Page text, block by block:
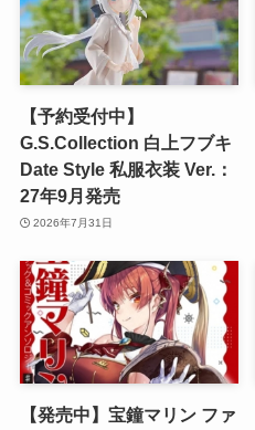
【予約受付中】
G.S.Collection 白上フブキ
Date Style 私服衣装 Ver.：
27年9月発売
2026年7月31日
【発売中】宝鐘マリン ファ